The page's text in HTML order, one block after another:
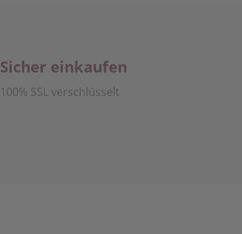
Sicher einkaufen
100% SSL verschlüsselt